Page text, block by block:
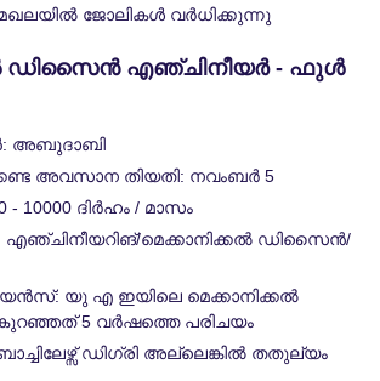
ജോലികൾ വർധിക്കുന്നു
ഡിസൈൻ എഞ്ചിനീയർ - ഫുൾ
അബുദാബി
അവസാന തിയതി: നവംബർ 5
- 10000 ദിർഹം / മാസം
എഞ്ചിനീയറിങ്/മെക്കാനിക്കൽ ഡിസൈൻ/
യു എ ഇയിലെ മെക്കാനിക്കൽ
5 വർഷത്തെ പരിചയം
ഡിഗ്രി അല്ലെങ്കിൽ തതുല്യം